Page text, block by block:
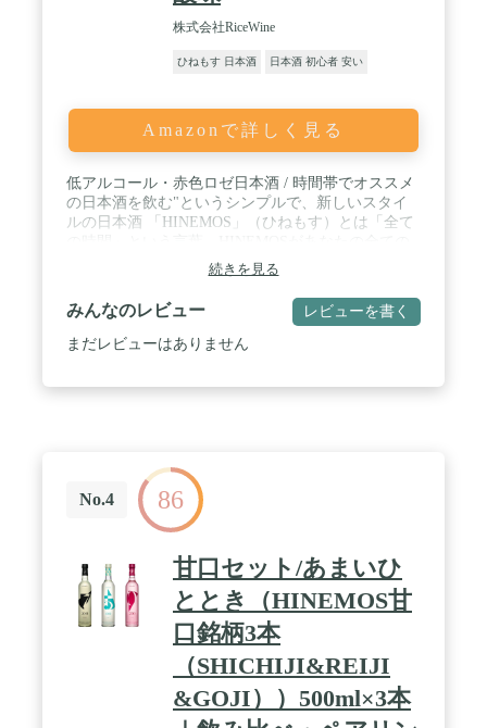
株式会社RiceWine
ひねもす 日本酒 日本酒 初心者 安い
Amazonで詳しく見る
低アルコール・赤色ロゼ日本酒 / 時間帯でオススメ
の日本酒を飲む"というシンプルで、新しいスタイ
ルの日本酒 「HINEMOS」（ひねもす）とは「全て
時間に寄り添い、素敵な時間を演出します。 全時間
帯を飲むと、自然にさまざまな種類の日本酒を体験
することができます。 ひとつひとつの銘柄は全く異
なる味わいです。スパークリング、にごり酒、パイ
ナップルやマスカットのようなフルーティーな香り
封前であっても日光・温度による品質低下を避ける
ため、お召し上がりになるまで冷蔵保存をお願いい
たします。
続きを見る
みんなのレビュー レビューを書く
まだレビューはありません
No.4 86
甘口セット/あまいひ
ととき（HINEMOS甘
口銘柄3本
（SHICHIJI&REIJI
&GOJI））500ml×3本